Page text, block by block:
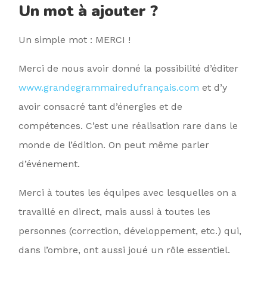
Un mot à ajouter ?
Un simple mot : MERCI !
Merci de nous avoir donné la possibilité d’éditer
www.grandegrammairedufrançais.com et d’y
avoir consacré tant d’énergies et de
compétences. C’est une réalisation rare dans le
monde de l’édition. On peut même parler
d’événement.
Merci à toutes les équipes avec lesquelles on a
travaillé en direct, mais aussi à toutes les
personnes (correction, développement, etc.) qui,
dans l’ombre, ont aussi joué un rôle essentiel.